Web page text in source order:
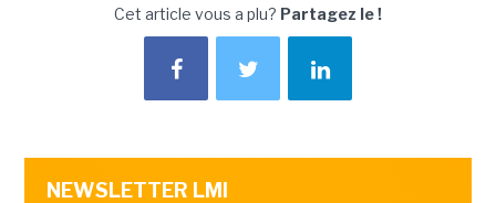
Cet article vous a plu? Partagez le !
NEWSLETTER LMI